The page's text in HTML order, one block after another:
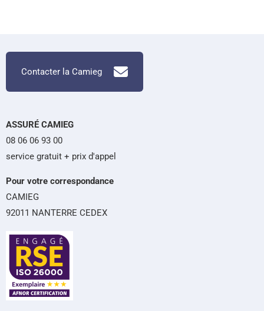
Contacter la Camieg
ASSURÉ CAMIEG
08 06 06 93 00
service gratuit + prix d'appel
Pour votre correspondance
CAMIEG
92011 NANTERRE CEDEX